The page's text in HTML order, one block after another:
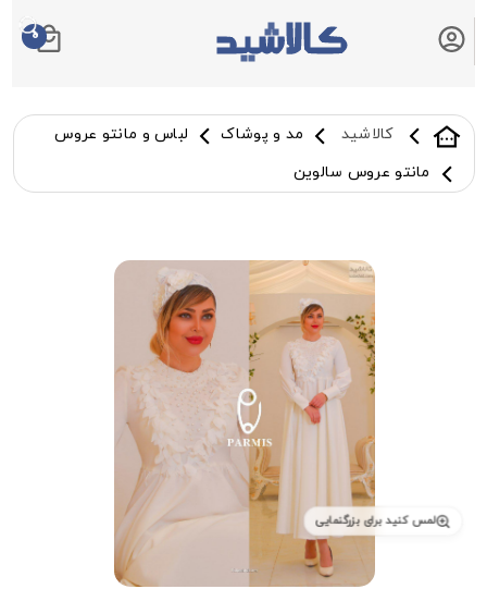
0
کالاشید مد و پوشاک
لباس و مانتو عروس
مانتو عروس سالوین
لمس کنید برای بزرگنمایی